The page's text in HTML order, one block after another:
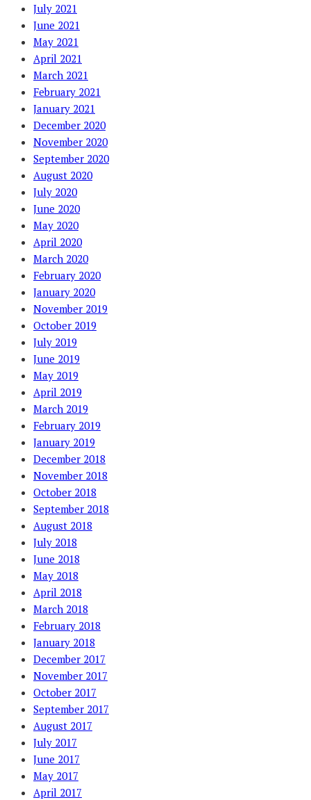
July 2021
June 2021
May 2021
April 2021
March 2021
February 2021
January 2021
December 2020
November 2020
September 2020
August 2020
July 2020
June 2020
May 2020
April 2020
March 2020
February 2020
January 2020
November 2019
October 2019
July 2019
June 2019
May 2019
April 2019
March 2019
February 2019
January 2019
December 2018
November 2018
October 2018
September 2018
August 2018
July 2018
June 2018
May 2018
April 2018
March 2018
February 2018
January 2018
December 2017
November 2017
October 2017
September 2017
August 2017
July 2017
June 2017
May 2017
April 2017